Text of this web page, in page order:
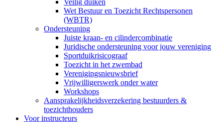
Veilig duiken
Wet Bestuur en Toezicht Rechtspersonen
(WBTR)
Ondersteuning
Juiste kraan- en cilindercombinatie
Juridische ondersteuning voor jouw vereniging
Sportduikrisicograaf
Toezicht in het zwembad
Verenigingsnieuwsbrief
Vrijwilligerswerk onder water
Workshops
Aansprakelijkheidsverzekering bestuurders &
toezichthouders
Voor instructeurs